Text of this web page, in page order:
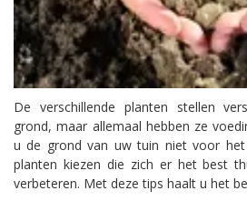
De verschillende planten stellen
grond, maar allemaal hebben ze
u de grond van uw tuin niet voor
planten kiezen die zich er het best
verbeteren. Met deze tips haalt u het